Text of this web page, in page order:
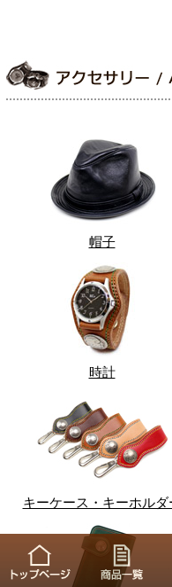
帽子
時計
キーケース・キーホルダ